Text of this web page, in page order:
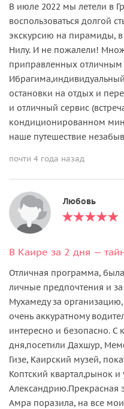
В июле 2022 мы летели в
воспользоваться долгой
экскурсию на пирамиды,
Нилу. И не пожалели!
приправленных
остановки на отдых и
и отличный сервис
кондиционированном
наше путешествие
почти 4 года назад
Любовь
В Каире за 2 дня —
Отличная программа,
личные предпочтения и
Мухамеду за
очень аккуратному
интересно и безопасно. С
дня,посетили Дахшур,
Гизе, Каирский музей,
Коптский квартал,рынок и
Александрию.Прекрасная
Амра поразила, на все